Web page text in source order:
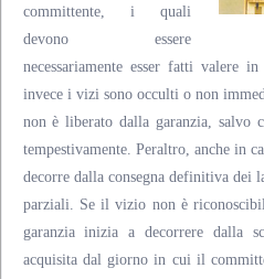
committente, i quali
devono essere
necessariamente esser fatti valere
invece i vizi sono occulti o non
non è liberato dalla garanzia, salvo
tempestivamente. Peraltro, anche in
decorre dalla consegna definitiva dei
parziali. Se il vizio non è
garanzia inizia a decorrere dalla
acquisita dal giorno in cui il